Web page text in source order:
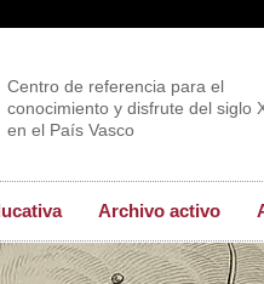
Centro de referencia para el
conocimiento y disfrute del siglo
en el País Vasco
Archivo activo